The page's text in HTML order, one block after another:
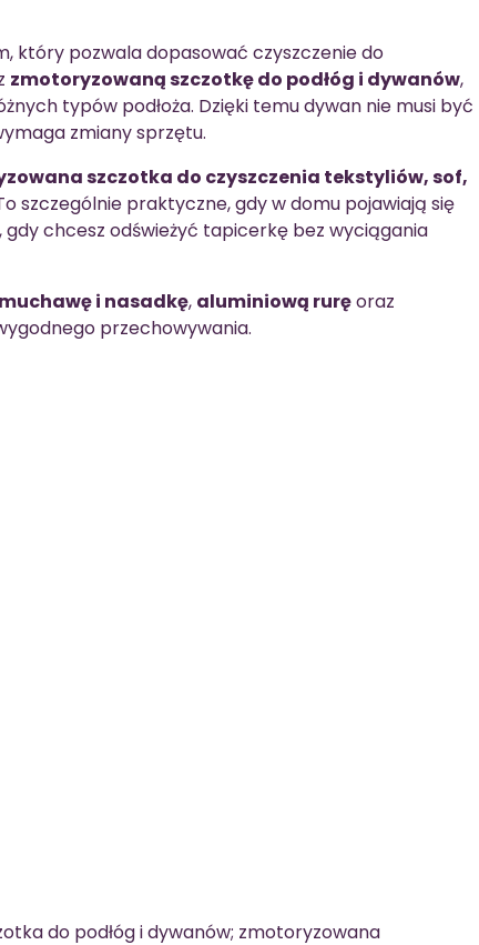
który pozwala dopasować czyszczenie do
zmotoryzowaną szczotkę do podłóg i dywanów,
typów podłoża. Dzięki temu dywan nie musi być
zmiany sprzętu.
szczotka do czyszczenia tekstyliów, sof,
szczególnie praktyczne, gdy w domu pojawiają się
chcesz odświeżyć tapicerkę bez wyciągania
i nasadkę, aluminiową ruręoraz
przechowywania.
do podłóg i dywanów; zmotoryzowana